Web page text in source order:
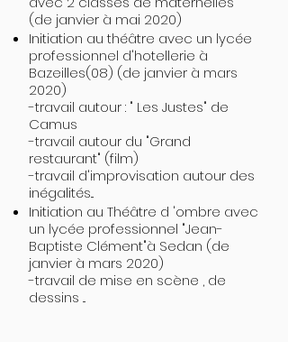
(de janvier à mai 2020)
Initiation au théâtre avec un lycée
professionnel d'hotellerie à
Bazeilles(08) (de janvier à mars
2020)
-travail autour : " Les Justes" de
Camus
-travail autour du "Grand
restaurant" (film)
-travail d'improvisation autour des
inégalités...
Initiation au Théâtre d 'ombre avec
un lycée professionnel "Jean-
Baptiste Clément"à Sedan (de
janvier à mars 2020)
-travail de mise en scène , de
dessins ...